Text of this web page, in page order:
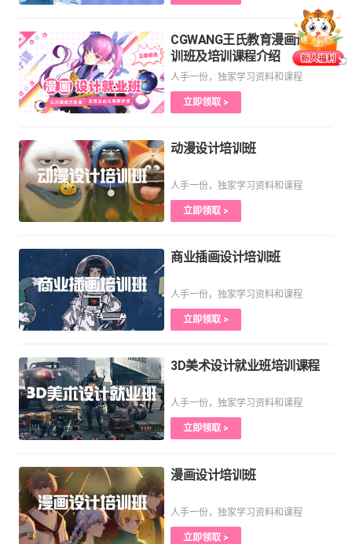
CGWANG王氏教育漫画设计培
训班及培训课程介绍
人手一份，独家学习资料和课程
立即领取 >
动漫设计培训班
人手一份，独家学习资料和课程
立即领取 >
商业插画设计培训班
人手一份，独家学习资料和课程
立即领取 >
3D美术设计就业班培训课程
人手一份，独家学习资料和课程
立即领取 >
漫画设计培训班
人手一份，独家学习资料和课程
立即领取 >